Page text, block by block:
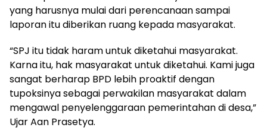
yang harusnya mulai dari perencanaan sampai
laporan itu diberikan ruang kepada masyarakat.
“SPJ itu tidak haram untuk diketahui masyarakat.
Karna itu, hak masyarakat untuk diketahui. Kami juga
sangat berharap BPD lebih proaktif dengan
tupoksinya sebagai perwakilan masyarakat dalam
mengawal penyelenggaraan pemerintahan di desa,”
Ujar Aan Prasetya.